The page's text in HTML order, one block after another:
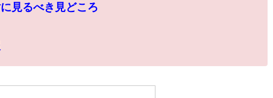
見るべき見どころ